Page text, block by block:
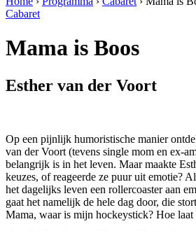
Cabaret
Mama is Boos
Esther van der Voort
Op een pijnlijk humoristische manier
van der Voort (tevens single mom en ex-
belangrijk is in het leven. Maar maakte
keuzes, of reageerde ze puur uit emotie?
het dagelijks leven een rollercoaster aan
gaat het namelijk de hele dag door, die
Mama, waar is mijn hockeystick? Hoe laat